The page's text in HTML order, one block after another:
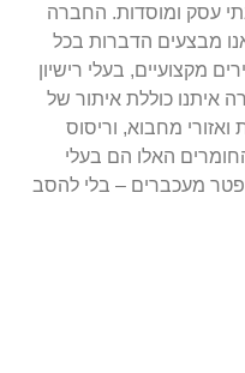
עסק ומוסדות. החברה
מבצעים הדברות בכל
מקצועיים, בעלי רישיון
איתנו כוללת איתור של
מחבוא, וריסוס
האלו הם בעלי
מעכברים – בלי להסב